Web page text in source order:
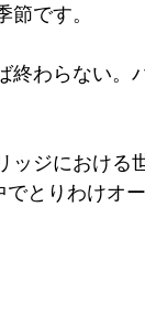
です。
終わらない。
ジにおける
とりわけオ